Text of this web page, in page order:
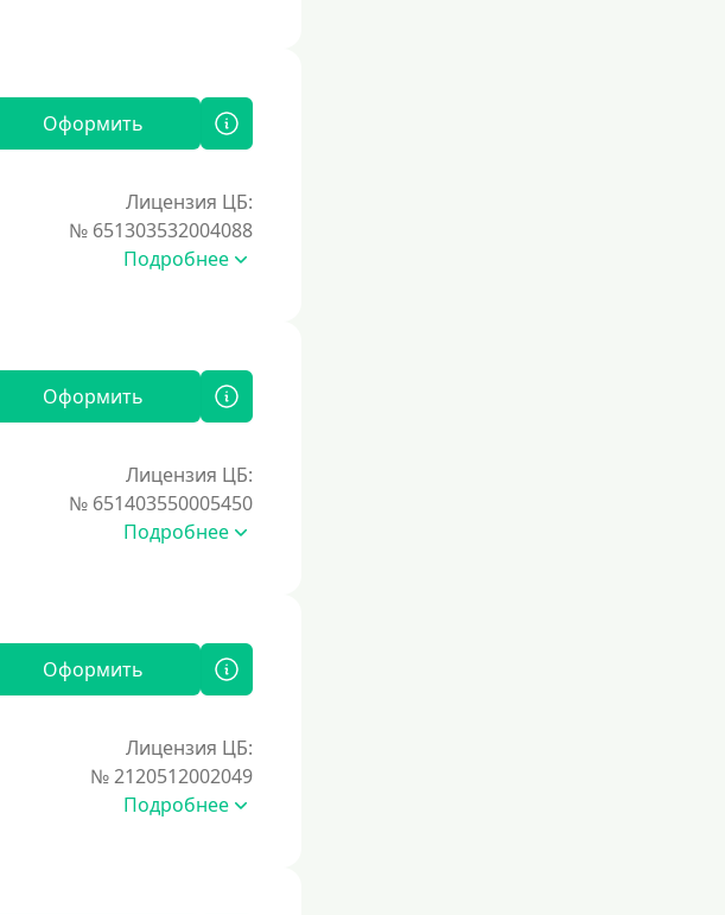
Оформить
Лицензия ЦБ:
№ 651303532004088
Подробнее
Оформить
Лицензия ЦБ:
№ 651403550005450
Подробнее
Оформить
Лицензия ЦБ:
№ 2120512002049
Подробнее